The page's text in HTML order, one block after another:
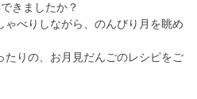
きましたか？
べりしながら、のんびり月を眺め
たりの、お月見だんごのレシピをご